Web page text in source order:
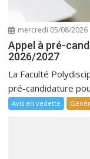
mercredi 05/08/2026
Appel à pré-
2026/2027
La Faculté
pré-candidature
Avis en vedette